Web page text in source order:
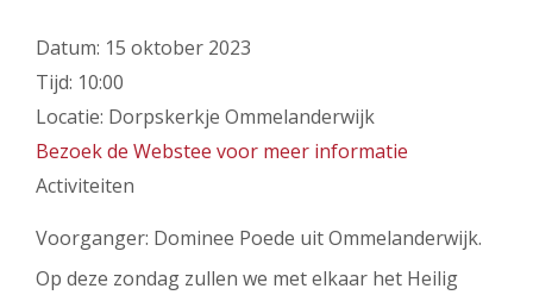
Datum: 15 oktober 2023
Tijd: 10:00
Locatie: Dorpskerkje Ommelanderwijk
Bezoek de Webstee voor meer informatie
Activiteiten
Voorganger: Dominee Poede uit Ommelanderwijk.
Op deze zondag zullen we met elkaar het Heilig